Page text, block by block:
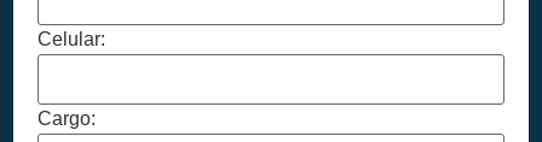
Celular:
Cargo: